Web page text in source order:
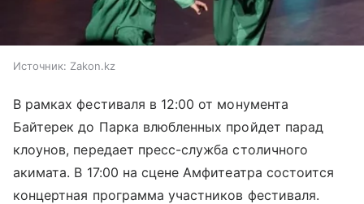
Источник: Zakon.kz
В рамках фестиваля в 12:00 от монумента
Байтерек до Парка влюбленных пройдет парад
клоунов, передает пресс-служба столичного
акимата. В 17:00 на сцене Амфитеатра состоится
концертная программа участников фестиваля.